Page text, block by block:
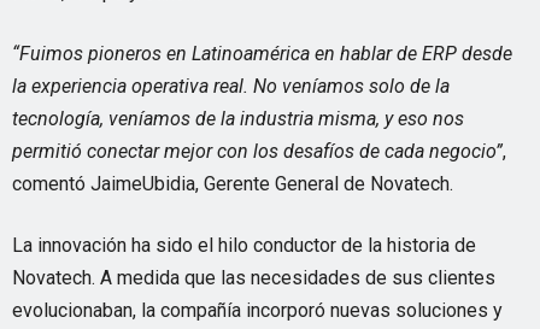
“Fuimos pioneros en Latinoamérica en hablar de ERP desde
la experiencia operativa real. No veníamos solo de la
tecnología, veníamos de la industria misma, y eso nos
permitió conectar mejor con los desafíos de cada negocio”,
comentó JaimeUbidia, Gerente General de Novatech.
La innovación ha sido el hilo conductor de la historia de
Novatech. A medida que las necesidades de sus clientes
evolucionaban, la compañía incorporó nuevas soluciones y